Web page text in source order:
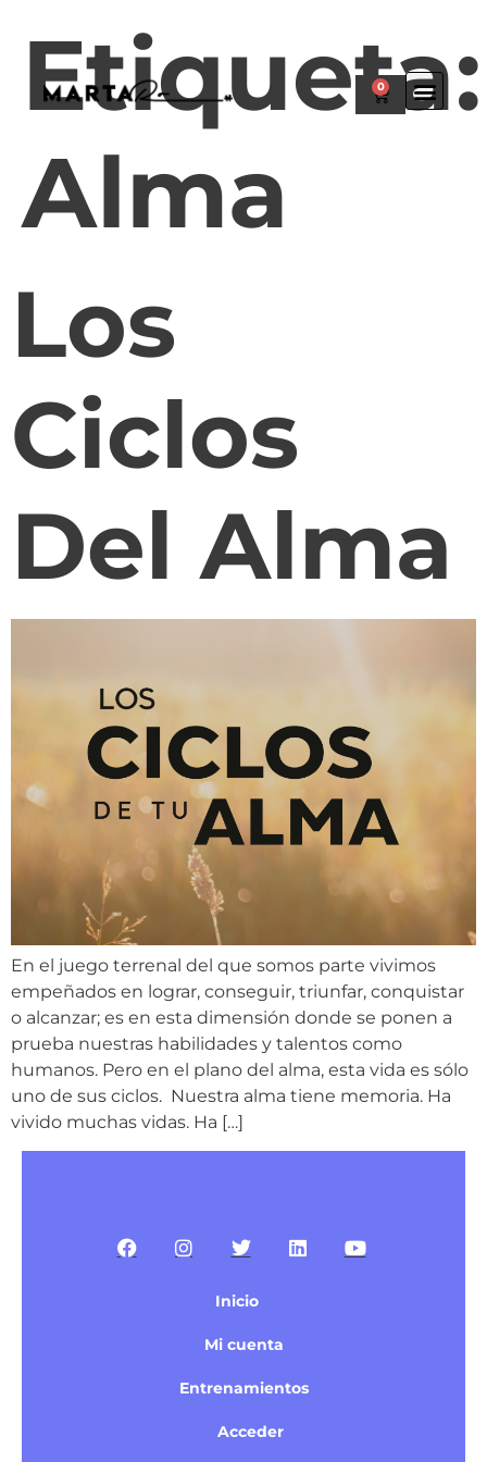
0
Etiqueta:
Alma
Los
Ciclos
Del Alma
En el juego terrenal del que somos parte vivimos
empeñados en lograr, conseguir, triunfar, conquistar
o alcanzar; es en esta dimensión donde se ponen a
prueba nuestras habilidades y talentos como
humanos. Pero en el plano del alma, esta vida es sólo
uno de sus ciclos. Nuestra alma tiene memoria. Ha
vivido muchas vidas. Ha […]
Inicio
Mi cuenta
Entrenamientos
Acceder